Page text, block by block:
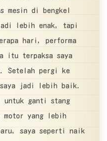
mesin di bengkel
jadi lebih enak, tapi
hari, performa
itu terpaksa saya
Setelah pergi ke
jadi lebih baik.
untuk ganti stang
motor yang lebih
saya seperti naik